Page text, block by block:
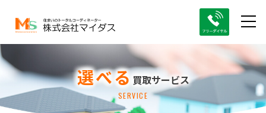
選べる買取サービス
SERVICE